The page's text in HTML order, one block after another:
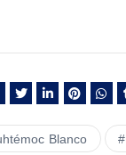
Blanco